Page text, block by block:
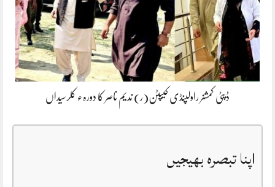
ڈپٹی کمشنر راولپنڈی کیپٹن(ر) ندیم ناصر کا دورہء کلرسیداں
اپنا تبصرہ بھیجیں